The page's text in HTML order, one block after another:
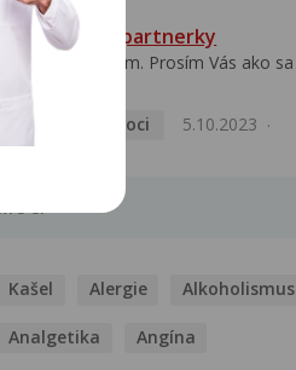
HPV typ 52 u partnerky
Dobrý deň prajem. Prosím Vás ako sa
Pohlavní nemoci
5.10.2023
Kašel Alergie Alkoholismus
Analgetika Angína